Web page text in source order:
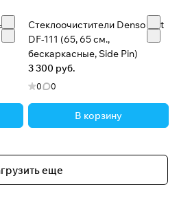
Стеклоочистители Denso Flat
DF-111 (65, 65 см.,
бескаркасные, Side Pin)
3 300 руб.
0 0
В корзину
еще